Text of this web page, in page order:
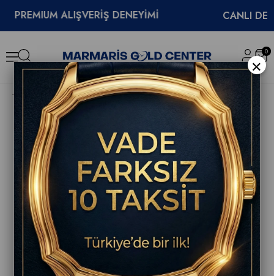
ALIŞVERİŞ DENEYİMİ CANLI DESTEK
0
Tissot PRX 35mm T137.210.11.091.00 Unisex Kol Saati
×